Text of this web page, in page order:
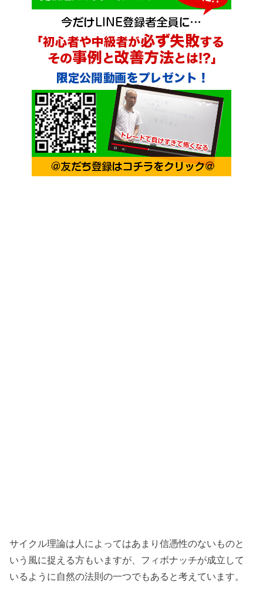
サイクル理論は人によってはあまり信憑性のないものと
いう風に捉える方もいますが、フィボナッチが成立して
いるように自然の法則の一つでもあると考えています。